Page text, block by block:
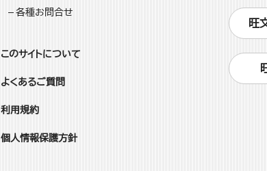
各種お問合せ
このサイトについて
よくあるご質問
利用規約
個人情報保護方針
旺